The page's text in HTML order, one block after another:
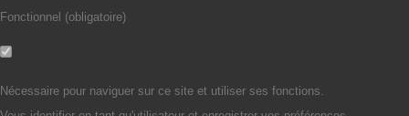
Fonctionnel (obligatoire)
Nécessaire pour naviguer sur ce site et utiliser ses fonctions.